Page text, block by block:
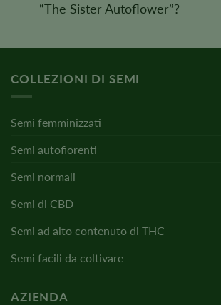
“The Sister Autoflower”?
COLLEZIONI DI SEMI
Semi femminizzati
Semi autofiorenti
Semi normali
Semi di CBD
Semi ad alto contenuto di THC
Semi facili da coltivare
AZIENDA